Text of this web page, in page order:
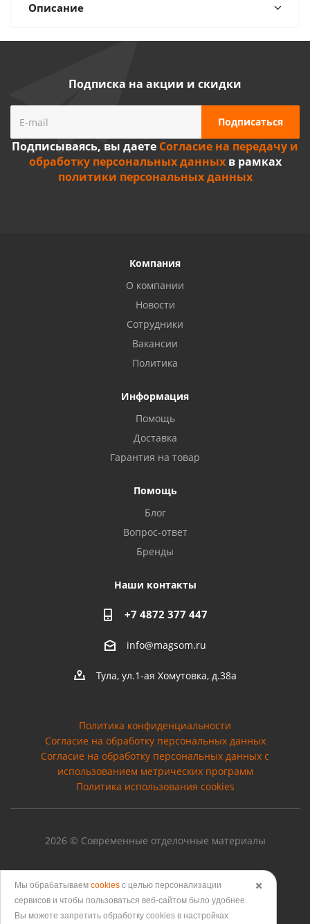
Описание
Подписка на акции и скидки
Подписываясь, вы даете Согласие на передачу и
обработку персональных данныхв рамках
политики персональных данных
Компания
О компании
Новости
Сотрудники
Вакансии
Политика
Информация
Помощь
Доставка
Гарантия на товар
Помощь
Блог
Вопрос-ответ
Бренды
Наши контакты
+7 4872 377 447
info@magsom.ru
Тула, ул.1-ая Хомутовка, д.38а
Политика конфиденциальности
Согласие на обработку персональных данных
Cогласие на обработку персональных данных с
использованием метрических программ
Политика использования cookies
2026 © Современные отделочные материалы
Версия для печати
✖️
Мы обрабатываем cookies с целью персонализации
сервисов и чтобы пользоваться веб-сайтом было удобнее.
Вы можете запретить обработку сookies в настройках